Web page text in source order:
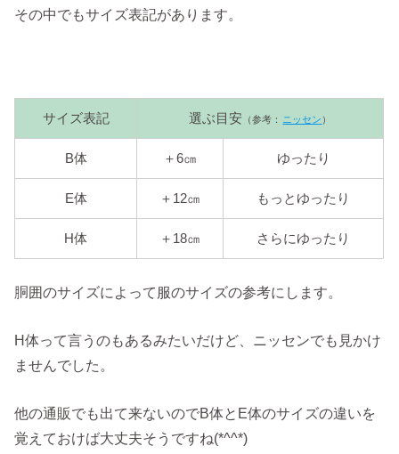
その中でもサイズ表記があります。
サイズ表記 選ぶ目安 （参考： ニッセン ）
B体 ＋6㎝ ゆったり
E体 ＋12㎝ もっとゆったり
H体 ＋18㎝ さらにゆったり
胴囲のサイズによって服のサイズの参考にします。
H体って言うのもあるみたいだけど、ニッセンでも見かけ
ませんでした。
他の通販でも出て来ないのでB体とE体のサイズの違いを
覚えておけば大丈夫そうですね(*^^*)